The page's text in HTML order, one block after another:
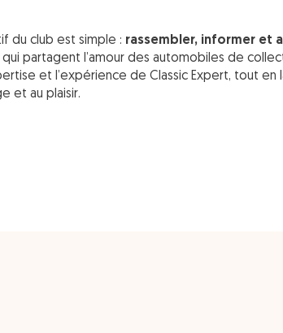
du club est simple : rassembler, informer et
partagent l’amour des automobiles de
et l’expérience de Classic Expert, tout en
et au plaisir.